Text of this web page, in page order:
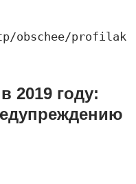
obschee/profilak
2019 году: